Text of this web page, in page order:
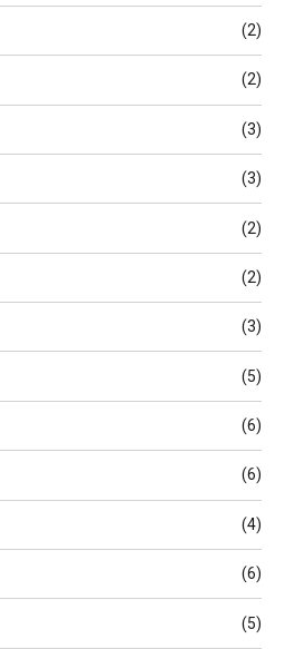
(2)
(2)
(3)
(3)
(2)
(2)
(3)
(5)
(6)
(6)
(4)
(6)
(5)